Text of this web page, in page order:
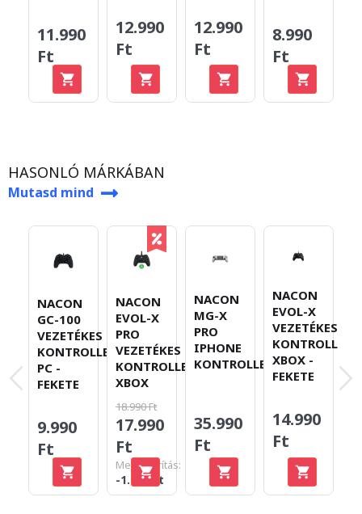
11.990
Ft
12.990
Ft
12.990
Ft
8.990
Ft
HASONLÓ MÁRKÁBAN
Mutasd mind
NACON
GC-100
VEZETÉKES
KONTROLLER
PC -
FEKETE
9.990
Ft
NACON
EVOL-X
PRO
VEZETÉKES
KONTROLLER
XBOX
18.990 Ft
17.990
Ft
Megtakarítás:
-1.000 Ft
NACON
MG-X
PRO
IPHONE
KONTROLLER
35.990
Ft
NACON
EVOL-X
VEZETÉKES
KONTROLLER
XBOX -
FEKETE
14.990
Ft